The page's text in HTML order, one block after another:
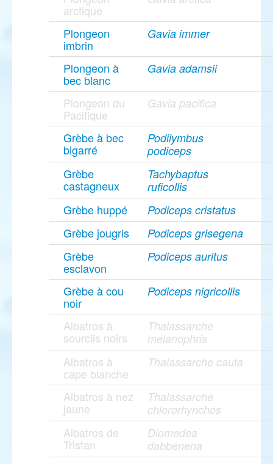
arctique
Plongeon
imbrin
Gavia immer
Plongeon à
bec blanc
Gavia adamsii
Plongeon du
Pacifique
Gavia pacifica
Grèbe à bec
bigarré
Podilymbus
podiceps
Grèbe
castagneux
Tachybaptus
ruficollis
Grèbe huppé Podiceps cristatus
Grèbe jougris Podiceps grisegena
Grèbe
esclavon
Podiceps auritus
Grèbe à cou
noir
Podiceps nigricollis
Albatros à
sourcils noirs
Thalassarche
melanophris
Albatros à
cape blanche
Thalassarche cauta
Albatros à nez
jaune
Thalassarche
chlororhynchos
Albatros de
Tristan
Diomedea
dabbenena